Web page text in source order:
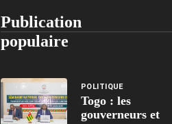
Publication
populaire
POLITIQUE
Togo : les
gouverneurs et